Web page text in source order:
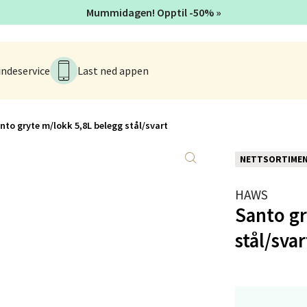
Last ned appen
gryte m/lokk 5,8L belegg stål/svart
HAWS
Santo
stål/
Mummidagen! Opptil -50% »
og Sandnes - Kvadrat
1, 4313 Sandnes
10-18